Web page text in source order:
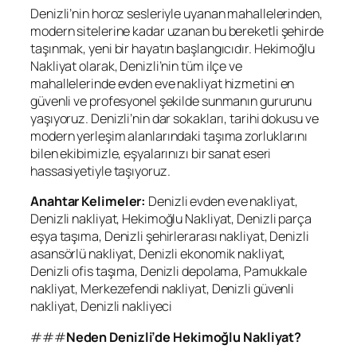
Denizli’nin horoz sesleriyle uyanan mahallelerinden,
modern sitelerine kadar uzanan bu bereketli şehirde
taşınmak, yeni bir hayatın başlangıcıdır. Hekimoğlu
Nakliyat olarak, Denizli’nin tüm ilçe ve
mahallelerinde evden eve nakliyat hizmetini en
güvenli ve profesyonel şekilde sunmanın gururunu
yaşıyoruz. Denizli’nin dar sokakları, tarihi dokusu ve
modern yerleşim alanlarındaki taşıma zorluklarını
bilen ekibimizle, eşyalarınızı bir sanat eseri
hassasiyetiyle taşıyoruz.
Anahtar Kelimeler: Denizli evden eve nakliyat,
Denizli nakliyat, Hekimoğlu Nakliyat, Denizli parça
eşya taşıma, Denizli şehirlerarası nakliyat, Denizli
asansörlü nakliyat, Denizli ekonomik nakliyat,
Denizli ofis taşıma, Denizli depolama, Pamukkale
nakliyat, Merkezefendi nakliyat, Denizli güvenli
nakliyat, Denizli nakliyeci
###Neden Denizli’de Hekimoğlu Nakliyat?